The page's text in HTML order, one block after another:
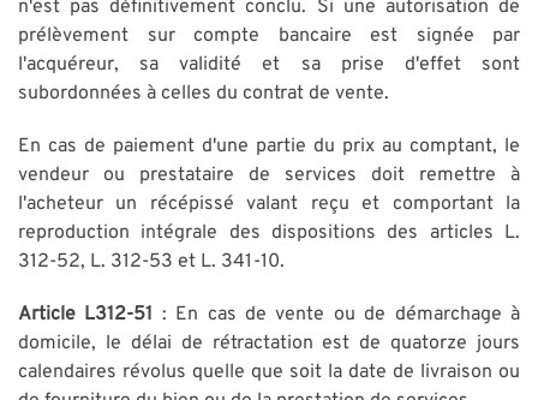
n'est pas définitivement conclu. Si une autorisation de
prélèvement sur compte bancaire est signée par
l'acquéreur, sa validité et sa prise d'effet sont
subordonnées à celles du contrat de vente.
En cas de paiement d'une partie du prix au comptant, le
vendeur ou prestataire de services doit remettre à
l'acheteur un récépissé valant reçu et comportant la
reproduction intégrale des dispositions des articles L.
312-52, L. 312-53 et L. 341-10.
Article L312-51 : En cas de vente ou de démarchage à
domicile, le délai de rétractation est de quatorze jours
calendaires révolus quelle que soit la date de livraison ou